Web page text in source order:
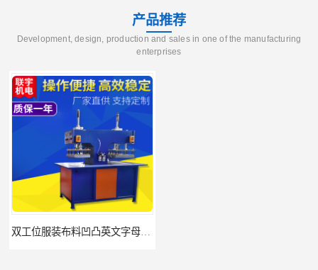
产品推荐
Development, design, production and sales in one of the manufacturing
enterprises
双工位服装布料凹凸英文字母压字机找联宇制造厂